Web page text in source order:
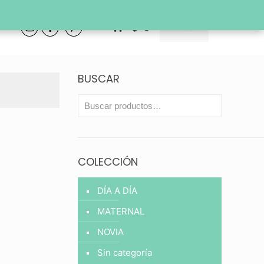
$0
BUSCAR
COLECCIÓN
DÍA A DÍA
MATERNAL
NOVIA
Sin categoría